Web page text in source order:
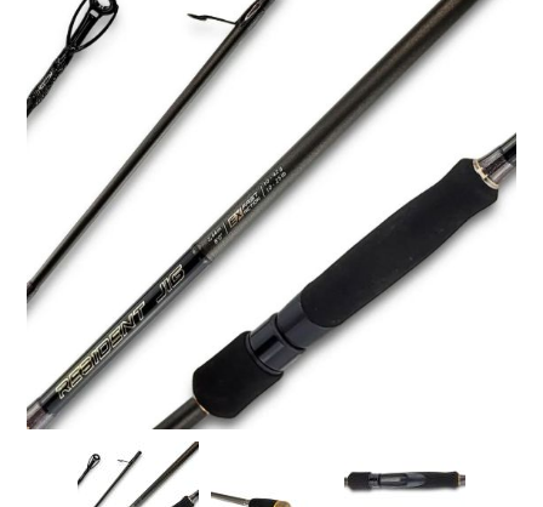
Товары для рыбалки
Аксессуары для лодок